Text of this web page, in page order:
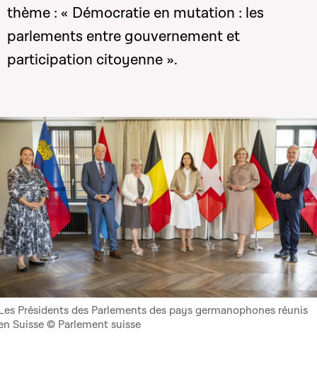
thème : « Démocratie en mutation : les
parlements entre gouvernement et
participation citoyenne ».
Présidents des Parlements des pays germanophones réunis
Suisse © Parlement suisse